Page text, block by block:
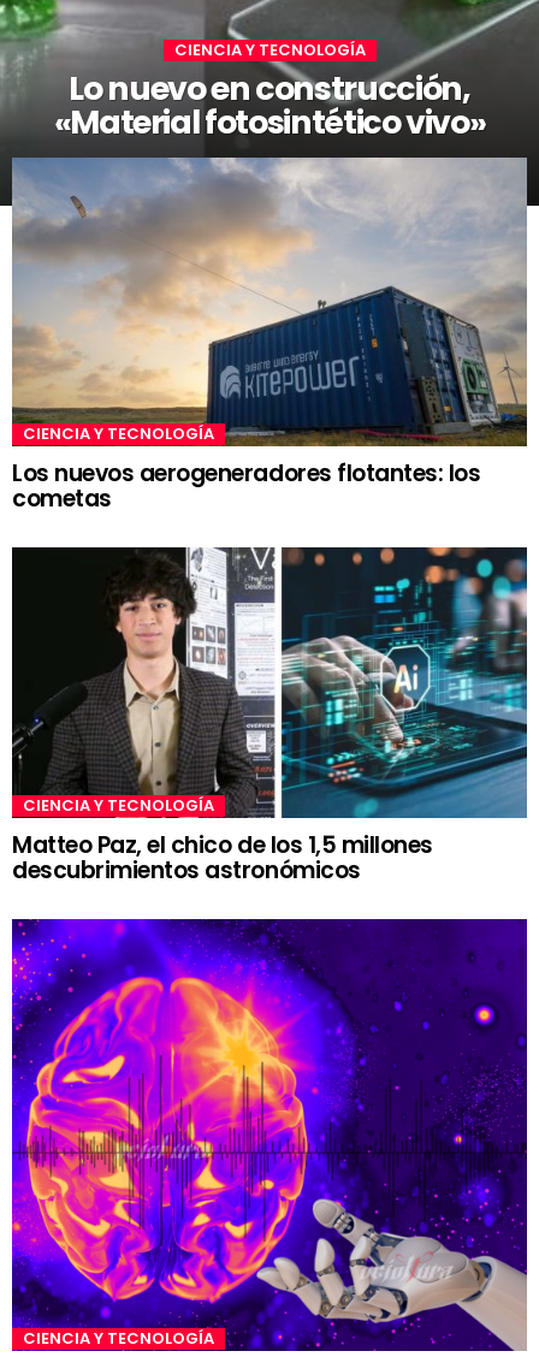
CIENCIA Y TECNOLOGÍA
Lo nuevo en construcción,
«Material fotosintético vivo»
CIENCIA Y TECNOLOGÍA
Los nuevos aerogeneradores flotantes: los
cometas
CIENCIA Y TECNOLOGÍA
Matteo Paz, el chico de los 1,5 millones
descubrimientos astronómicos
CIENCIA Y TECNOLOGÍA